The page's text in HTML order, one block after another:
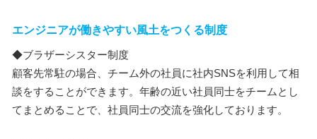
エンジニアが働きやすい風土をつくる制度
◆ブラザーシスター制度
顧客先常駐の場合、チーム外の社員に社内SNSを利用して相
談をすることができます。年齢の近い社員同士をチームとし
てまとめることで、社員同士の交流を強化しております。